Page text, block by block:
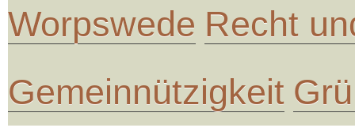
Worpswede Recht
Gemeinnützigkeit